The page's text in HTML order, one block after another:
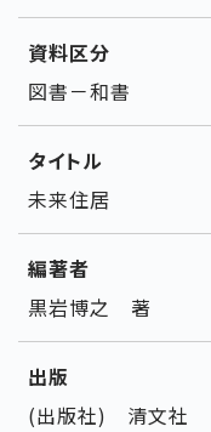
資料区分
図書－和書
タイトル
未来住居
編著者
黒岩博之 著
出版
(出版社) 清文